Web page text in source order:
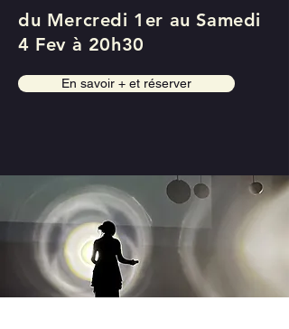
du Mercredi 1er au Samedi
4 Fev à 20h30
En savoir + et réserver